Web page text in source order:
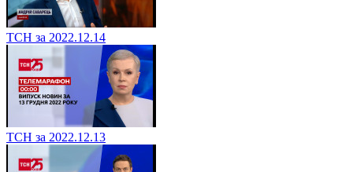
ТСН за 2022.12.14
ТСН за 2022.12.13